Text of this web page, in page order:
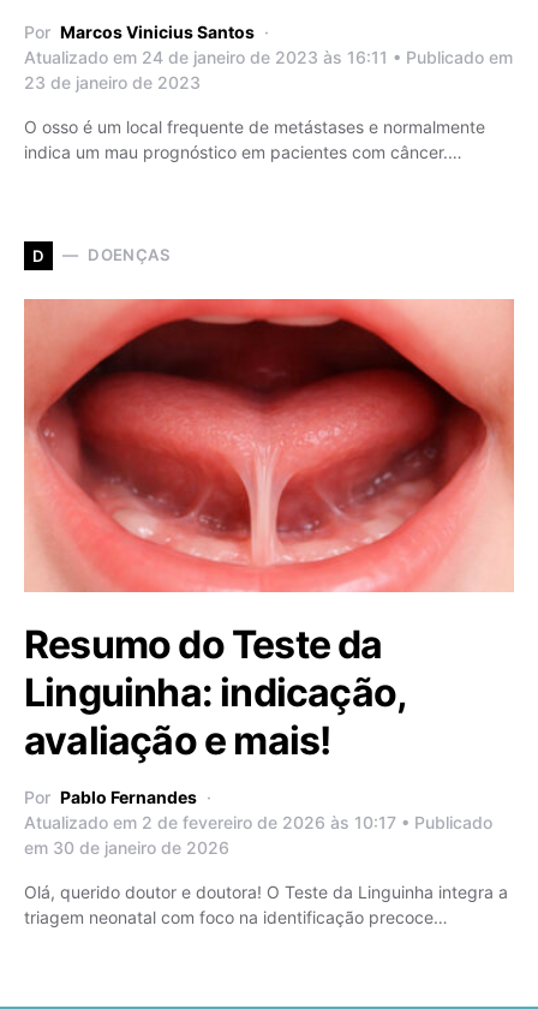
Por Marcos Vinicius Santos
Atualizado em 24 de janeiro de 2023 às 16:11 • Publicado em
23 de janeiro de 2023
O osso é um local frequente de metástases e normalmente
indica um mau prognóstico em pacientes com câncer.…
D DOENÇAS
Resumo do Teste da
Linguinha: indicação,
avaliação e mais!
Por Pablo Fernandes
Atualizado em 2 de fevereiro de 2026 às 10:17 • Publicado
em 30 de janeiro de 2026
Olá, querido doutor e doutora! O Teste da Linguinha integra a
triagem neonatal com foco na identificação precoce…